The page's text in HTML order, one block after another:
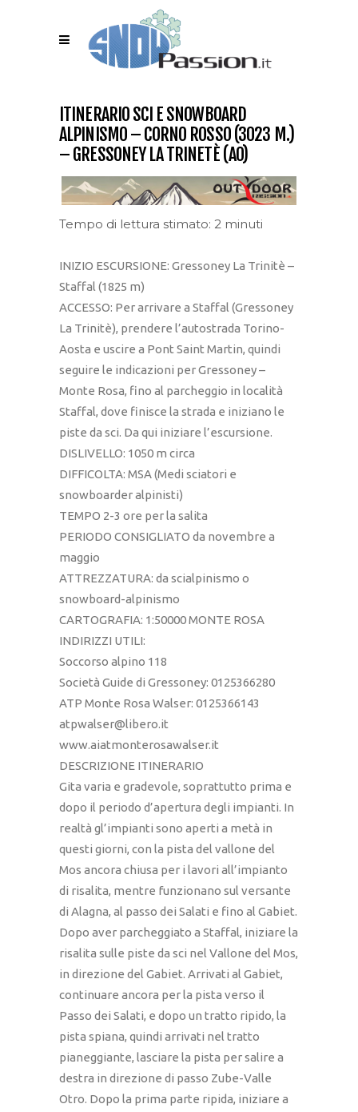
ITINERARIO SCI E SNOWBOARD
ALPINISMO – CORNO ROSSO (3023 M.)
– GRESSONEY LA TRINETÈ (AO)
Tempo di lettura stimato: 2 minuti
INIZIO ESCURSIONE: Gressoney La Trinitè –
Staffal (1825 m)
ACCESSO: Per arrivare a Staffal (Gressoney
La Trinitè), prendere l’autostrada Torino-
Aosta e uscire a Pont Saint Martin, quindi
seguire le indicazioni per Gressoney –
Monte Rosa, fino al parcheggio in località
Staffal, dove finisce la strada e iniziano le
piste da sci. Da qui iniziare l’escursione.
DISLIVELLO: 1050 m circa
DIFFICOLTA: MSA (Medi sciatori e
snowboarder alpinisti)
TEMPO 2-3 ore per la salita
PERIODO CONSIGLIATO da novembre a
maggio
ATTREZZATURA: da scialpinismo o
snowboard-alpinismo
CARTOGRAFIA: 1:50000 MONTE ROSA
INDIRIZZI UTILI:
Soccorso alpino 118
Società Guide di Gressoney: 0125366280
ATP Monte Rosa Walser: 0125366143
atpwalser@libero.it
www.aiatmonterosawalser.it
DESCRIZIONE ITINERARIO
Gita varia e gradevole, soprattutto prima e
dopo il periodo d’apertura degli impianti. In
realtà gl’impianti sono aperti a metà in
questi giorni, con la pista del vallone del
Mos ancora chiusa per i lavori all’impianto
di risalita, mentre funzionano sul versante
di Alagna, al passo dei Salati e fino al Gabiet.
Dopo aver parcheggiato a Staffal, iniziare la
risalita sulle piste da sci nel Vallone del Mos,
in direzione del Gabiet. Arrivati al Gabiet,
continuare ancora per la pista verso il
Passo dei Salati, e dopo un tratto ripido, la
pista spiana, quindi arrivati nel tratto
pianeggiante, lasciare la pista per salire a
destra in direzione di passo Zube-Valle
Otro. Dopo la prima parte ripida, iniziare a